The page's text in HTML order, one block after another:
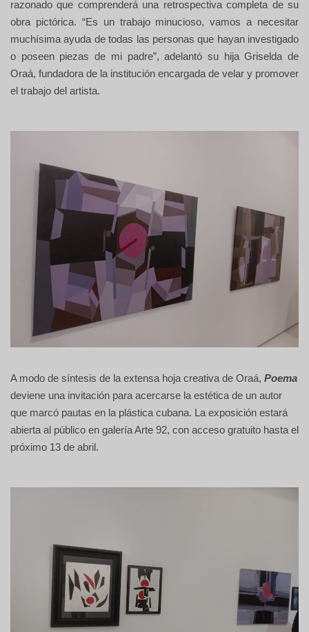
razonado que comprenderá una retrospectiva completa de su
obra pictórica. “Es un trabajo minucioso, vamos a necesitar
muchísima ayuda de todas las personas que hayan investigado
o poseen piezas de mi padre”, adelantó su hija Griselda de
Oraá, fundadora de la institución encargada de velar y promover
el trabajo del artista.
A modo de síntesis de la extensa hoja creativa de Oraá, Poema
deviene una invitación para acercarse la estética de un autor
que marcó pautas en la plástica cubana. La exposición estará
abierta al público en galería Arte 92, con acceso gratuito hasta el
próximo 13 de abril.